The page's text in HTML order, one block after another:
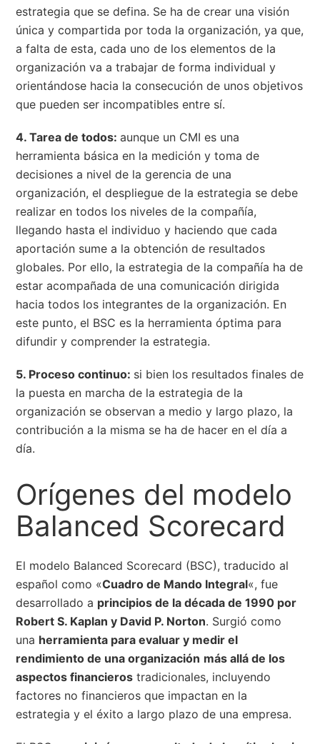
estrategia que se defina. Se ha de crear una visión
única y compartida por toda la organización, ya que,
a falta de esta, cada uno de los elementos de la
organización va a trabajar de forma individual y
orientándose hacia la consecución de unos objetivos
que pueden ser incompatibles entre sí.
4. Tarea de todos:aunque un CMI es una
herramienta básica en la medición y toma de
decisiones a nivel de la gerencia de una
organización, el despliegue de la estrategia se debe
realizar en todos los niveles de la compañía,
llegando hasta el individuo y haciendo que cada
aportación sume a la obtención de resultados
globales. Por ello, la estrategia de la compañía ha de
estar acompañada de una comunicación dirigida
hacia todos los integrantes de la organización. En
este punto, el BSC es la herramienta óptima para
difundir y comprender la estrategia.
5. Proceso continuo: si bien los resultados finales de
la puesta en marcha de la estrategia de la
organización se observan a medio y largo plazo, la
contribución a la misma se ha de hacer en el día a
día.
Orígenes del modelo
Balanced Scorecard
El modelo Balanced Scorecard (BSC), traducido al
español como «Cuadro de Mando Integral«, fue
desarrollado a principios de la década de 1990 por
Robert S. Kaplan y David P. Norton. Surgió como
una herramienta para evaluar y medir el
rendimiento de una organización más allá de los
aspectos financieros tradicionales, incluyendo
factores no financieros que impactan en la
estrategia y el éxito a largo plazo de una empresa.